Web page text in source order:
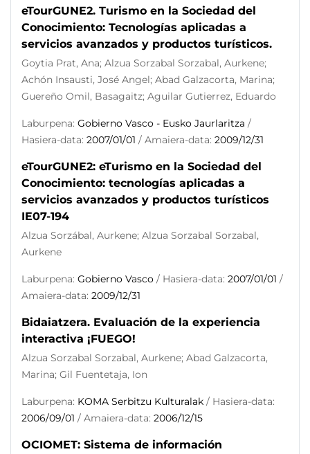
eTourGUNE2. Turismo en la Sociedad del
Conocimiento: Tecnologías aplicadas a
servicios avanzados y productos turísticos.
Goytia Prat, Ana; Alzua Sorzabal Sorzabal, Aurkene;
Achón Insausti, José Angel; Abad Galzacorta, Marina;
Guereño Omil, Basagaitz; Aguilar Gutierrez, Eduardo
Laburpena: Gobierno Vasco - Eusko Jaurlaritza /
Hasiera-data: 2007/01/01 / Amaiera-data: 2009/12/31
eTourGUNE2: eTurismo en la Sociedad del
Conocimiento: tecnologías aplicadas a
servicios avanzados y productos turísticos
IE07-194
Alzua Sorzábal, Aurkene; Alzua Sorzabal Sorzabal,
Aurkene
Laburpena: Gobierno Vasco / Hasiera-data: 2007/01/01 /
Amaiera-data: 2009/12/31
Bidaiatzera. Evaluación de la experiencia
interactiva ¡FUEGO!
Alzua Sorzabal Sorzabal, Aurkene; Abad Galzacorta,
Marina; Gil Fuentetaja, Ion
Laburpena: KOMA Serbitzu Kulturalak / Hasiera-data:
2006/09/01 / Amaiera-data: 2006/12/15
OCIOMET: Sistema de información